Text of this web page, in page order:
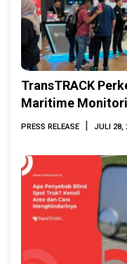
TransTRACK
Maritime
INAMARINE 2026
PRESS RELEASE | JULI 28,